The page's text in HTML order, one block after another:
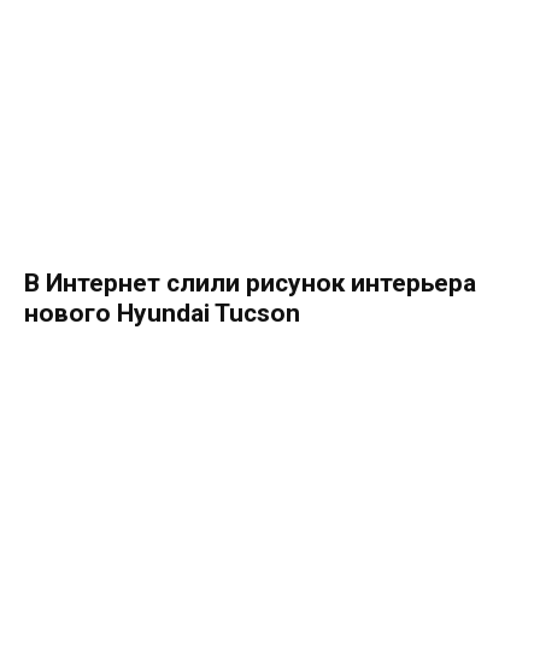
В Интернет слили рисунок интерьера
нового Hyundai Tucson